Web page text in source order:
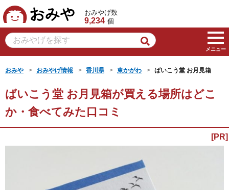
おみや
おみやげ数
9,234 個
メニュー
おみや おみやげ情報 香川県 東かがわ ばいこう堂 お月見箱
ばいこう堂 お月見箱が買える場所はどこ
か・食べてみた口コミ